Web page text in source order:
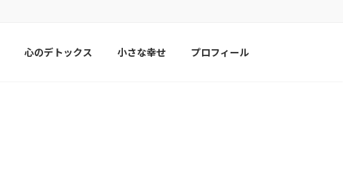
心のデトックス 小さな幸せ プロフィール